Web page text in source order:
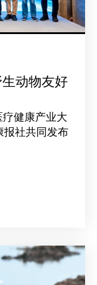
动物友好
健康产业大
报社共同发布